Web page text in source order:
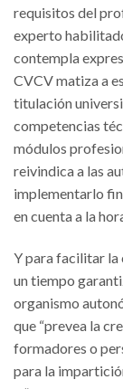
requisitos del
experto
contempla
CVCV matiza a
titulación
competencias
módulos
reivindica a las
implementarlo
en cuenta a la
Y para facilitar la
un tiempo
organismo
que “prevea la
formadores o
para la